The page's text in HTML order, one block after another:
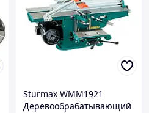
Sturmax WMM1921
Деревообрабатывающий